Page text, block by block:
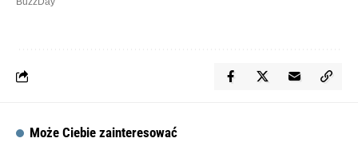
Może Ciebie zainteresować